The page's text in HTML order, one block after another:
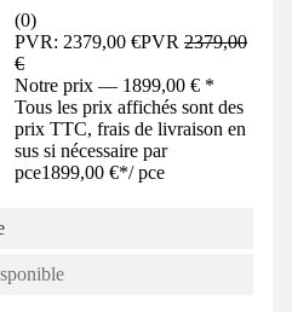
(0)
PVR: 2379,00 €PVR2379,00
€
Notre prix — 1899,00 € *
Tous les prix affichés sont des
prix TTC, frais de livraison en
sus si nécessaire par
pce1899,00 €*/ pce